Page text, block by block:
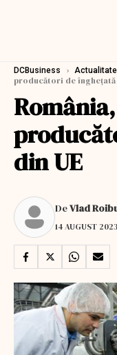
DCBusiness › Actualitate
producători de înghețată
din UE
DeVlad
14 AUGUST 2023